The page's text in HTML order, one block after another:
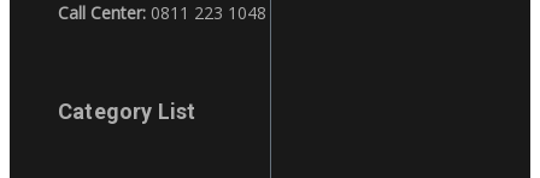
Call Center: 0811 223 1048
Category List